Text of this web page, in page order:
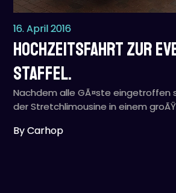
16. April 2016
Hochzeitsfahrt zur
Staffel.
Nachdem alle GÃ¤ste eingetroffen
der Stretchlimousine in einem
By Carhop